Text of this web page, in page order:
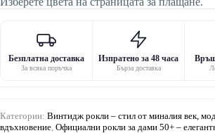
Безплатна доставка
За всяка поръчка
Изпратено за 48 часа
Бърза доставка
Категории: Винтидж рокли – стил от миналия век,
вдъхновение Официални рокли за дами 50+ –